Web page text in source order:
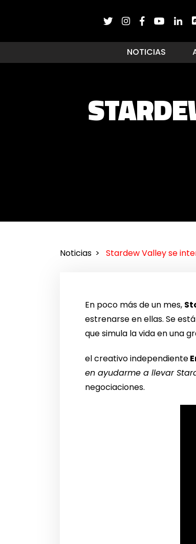
NOTICIAS
Noticias Stardew Valley se
En poco más de un mes,
estrenarse en ellas. Se
que simula la vida en una
el creativo independiente
en ayudarme a llevar
negociaciones.